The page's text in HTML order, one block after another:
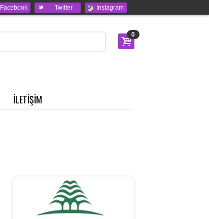
Facebook Twitter Instagram
0
İLETİŞİM